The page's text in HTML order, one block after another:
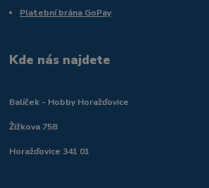
Platební brána GoPay
Kde nás najdete
Balíček - Hobby Horažďovice
Žižkova 758
Horažďovice 341 01